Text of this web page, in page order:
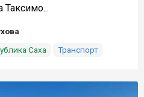
Таксимо...
Саха Транспорт